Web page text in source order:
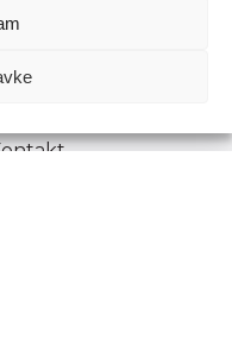
navođenje izvora.